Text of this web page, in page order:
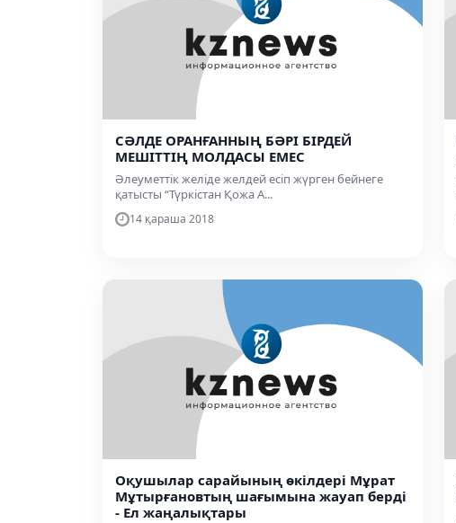
СƏЛДЕ ОРАНҒАННЫҢ БƏРІ БІРДЕЙ
МЕШІТТІҢ МОЛДАСЫ ЕМЕС
Əлеуметтік желіде желдей есіп жүрген бейнеге
қатысты “Түркістан Қожа А...
14 қараша 2018
Оқушылар сарайының өкілдері Мұрат
Мұтырғановтың шағымына жауап берді
- Ел жаңалықтары